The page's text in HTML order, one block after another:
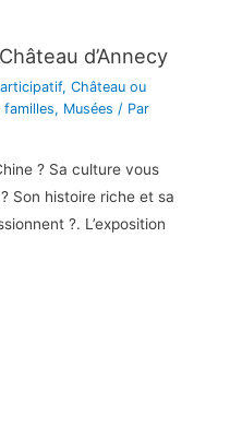
d’Annecy
, Château ou
, Musées / Par
? Sa culture vous
Son histoire riche et sa
?. L’exposition